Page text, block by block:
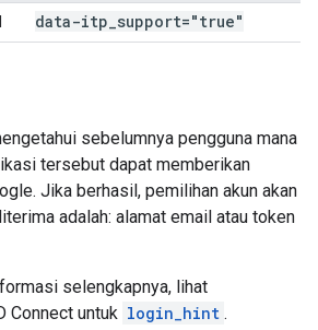
data-itp support="true"
sebelumnya pengguna mana
tersebut dapat memberikan
Jika berhasil, pemilihan akun akan
adalah: alamat email atau token
selengkapnya, lihat
Connect untuk login_hint .